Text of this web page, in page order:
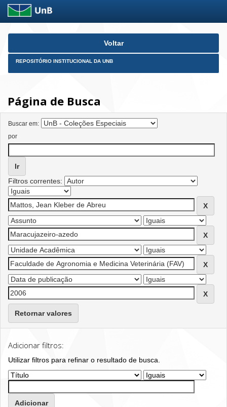
Skip
Voltar
REPOSITÓRIO INSTITUCIONAL DA UNB
Página de Busca
Buscar em:
por
Filtros correntes:
Retornar valores
Adicionar filtros:
Utilizar filtros para refinar o resultado de busca.